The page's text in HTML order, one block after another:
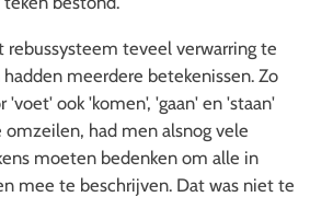
teveel verwarring te
meerdere betekenissen. Zo
'voet' ook 'komen', 'gaan' en 'staan'
had men alsnog vele
moeten bedenken om alle in
mee te beschrijven. Dat was niet te